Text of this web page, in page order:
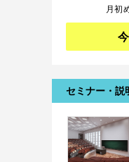
月初
セミナー・説